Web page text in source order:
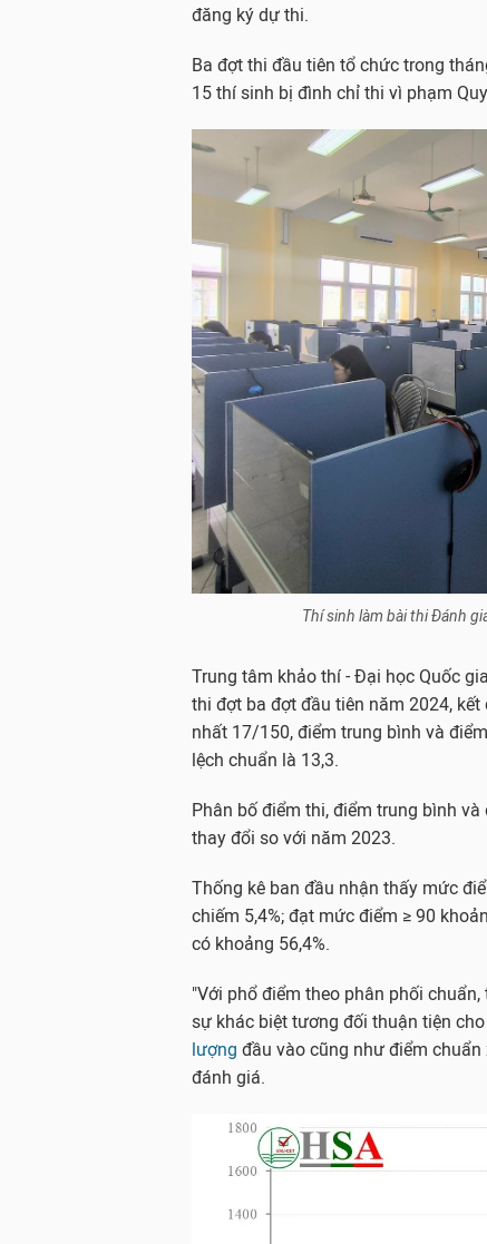
đăng ký dự thi.
Ba đợt thi đầu tiên tổ chức trong
15 thí sinh bị đình chỉ thi vì phạm
Thí sinh làm bài thi Đánh
Trung tâm khảo thí - Đại học Quốc
thi đợt ba đợt đầu tiên năm 2024, kết
nhất 17/150, điểm trung bình và
lệch chuẩn là 13,3.
Phân bố điểm thi, điểm trung bình
thay đổi so với năm 2023.
Thống kê ban đầu nhận thấy mức
chiếm 5,4%; đạt mức điểm ≥ 90
có khoảng 56,4%.
"Với phổ điểm theo phân phối
sự khác biệt tương đối thuận tiện
lượng đầu vào cũng như điểm chuẩn
đánh giá.